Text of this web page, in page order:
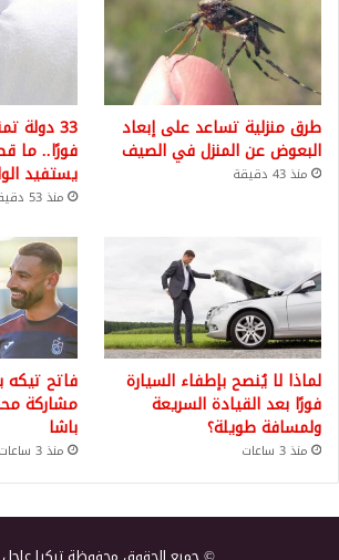
طرق منزلية تساعد على إبعاد
البعوض عن المنزل في الصيف
منذ 43 دقيقة
33 دولة
فورًا.. ما
يستفيد
منذ 53 دقيقة
لماذا لا يُنصح بإطفاء السيارة
فورًا بعد القيادة السريعة
ولمسافة طويلة؟
منذ 3 ساعات
فاتح
مشاركة
باشا
منذ 3 ساعات